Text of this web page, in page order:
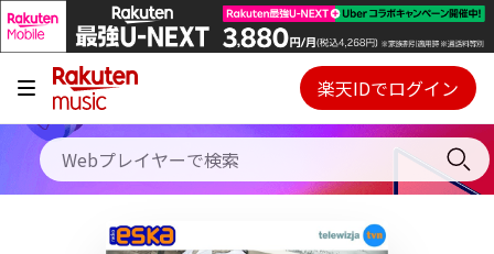
キャンペーン
料金プラン
使い方
Webプレイヤー
ご契約内容の確認・変更
楽天IDでログイン